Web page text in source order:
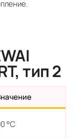
тип 2
°С